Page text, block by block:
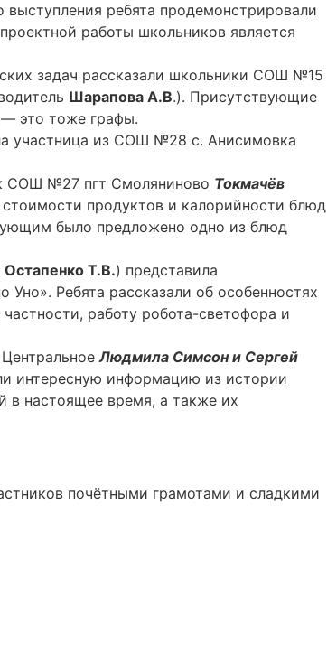
выступления ребята продемонстрировали
работы школьников является
задач рассказали школьники СОШ №15
Шарапова А.В.). Присутствующие
— это тоже графы.
участница из СОШ №28 с. Анисимовка
СОШ №27 пгт Смоляниново Токмачёв
продуктов и калорийности блюд
было предложено одно из блюд
Остапенко Т.В.) представила
Ребята рассказали об особенностях
работу робота-светофора и
Людмила Симсон и Сергей
интересную информацию из истории
в настоящее время, а также их
почётными грамотами и сладкими